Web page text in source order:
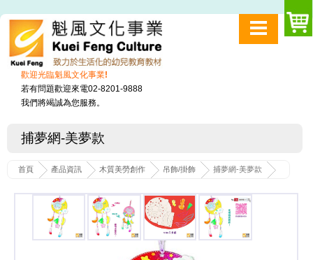
歡迎光臨魁風文化事業!
若有問題歡迎來電02-8201-9888
我們將竭誠為您服務。
捕夢網-美夢款
首頁 產品資訊 木質美勞創作 吊飾/掛飾 捕夢網-美夢款